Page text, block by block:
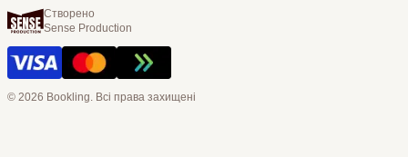
Створено
Sense Production
© 2026 Bookling. Всі права захищені